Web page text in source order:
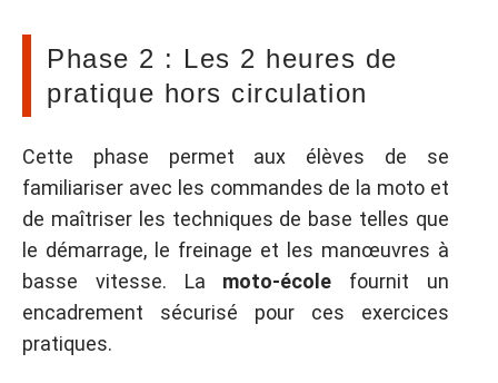
Phase 2 : Les 2 heures de
pratique hors circulation
Cette phase permet aux élèves de se
familiariser avec les commandes de la moto et
de maîtriser les techniques de base telles que
le démarrage, le freinage et les manœuvres à
basse vitesse. La moto-école fournit un
encadrement sécurisé pour ces exercices
pratiques.